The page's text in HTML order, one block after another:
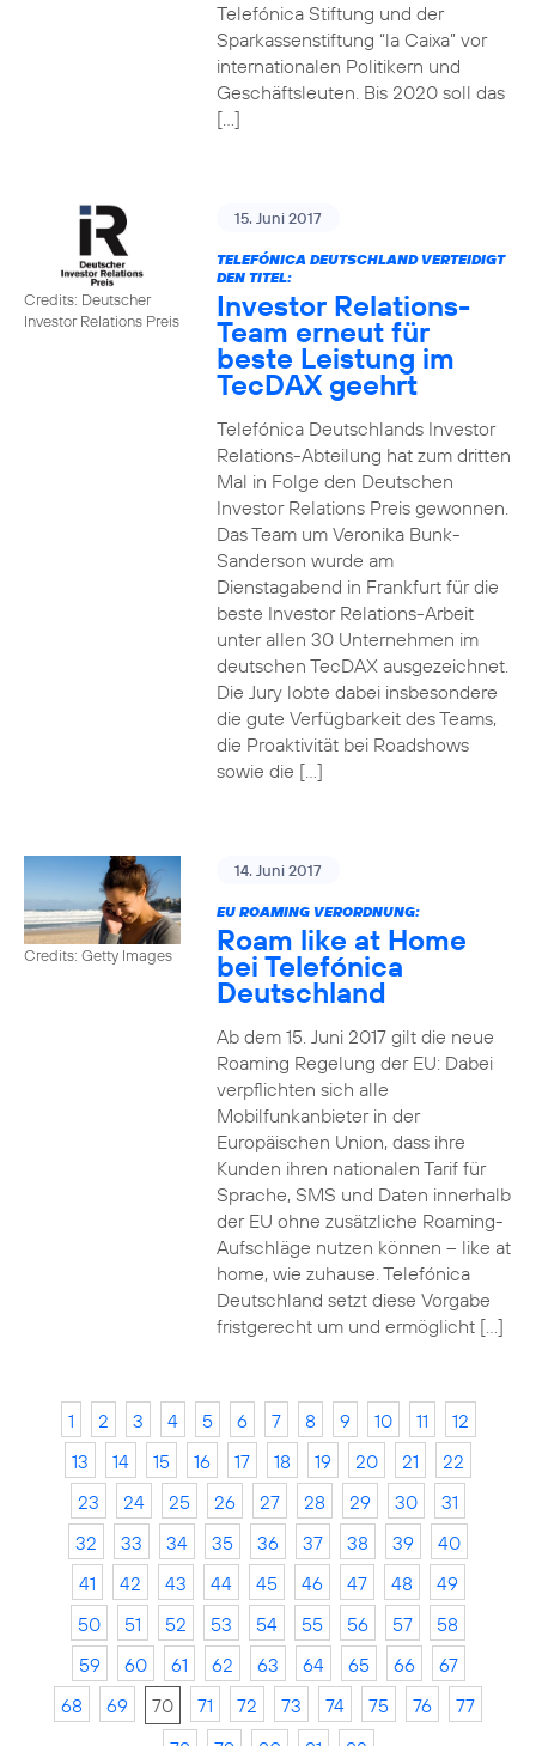
Telefónica Stiftung und der
Sparkassenstiftung “la Caixa” vor
internationalen Politikern und
Geschäftsleuten. Bis 2020 soll das
[…]
Credits: Deutscher
Investor Relations Preis
15. Juni 2017
TELEFÓNICA DEUTSCHLAND VERTEIDIGT
DEN TITEL:
Investor Relations-
Team erneut für
beste Leistung im
TecDAX geehrt
Telefónica Deutschlands Investor
Relations-Abteilung hat zum dritten
Mal in Folge den Deutschen
Investor Relations Preis gewonnen.
Das Team um Veronika Bunk-
Sanderson wurde am
Dienstagabend in Frankfurt für die
beste Investor Relations-Arbeit
unter allen 30 Unternehmen im
deutschen TecDAX ausgezeichnet.
Die Jury lobte dabei insbesondere
die gute Verfügbarkeit des Teams,
die Proaktivität bei Roadshows
sowie die […]
Credits: Getty Images
14. Juni 2017
EU ROAMING VERORDNUNG:
Roam like at Home
bei Telefónica
Deutschland
Ab dem 15. Juni 2017 gilt die neue
Roaming Regelung der EU: Dabei
verpflichten sich alle
Mobilfunkanbieter in der
Europäischen Union, dass ihre
Kunden ihren nationalen Tarif für
Sprache, SMS und Daten innerhalb
der EU ohne zusätzliche Roaming-
Aufschläge nutzen können – like at
home, wie zuhause. Telefónica
Deutschland setzt diese Vorgabe
fristgerecht um und ermöglicht […]
1 2 3 4 5 6 7 8 9 10 11
12
13
14 15 16 17 18 19 20 21
22
23
24 25 26 27 28 29 30
31
32
33 34 35 36 37 38 39
40
41
42 43 44 45 46 47 48
49
50
51 52 53 54 55 56 57
58
59
60 61 62 63 64 65 66
67
68
69 70 71 72 73 74 75 76
77